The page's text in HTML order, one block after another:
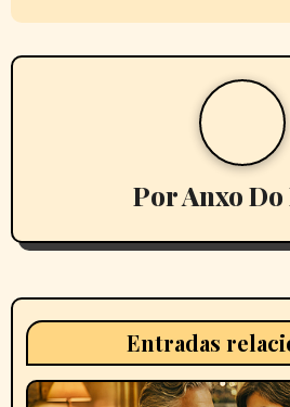
e
g
ó
n
d
e
PorAnxo Do
Entradas